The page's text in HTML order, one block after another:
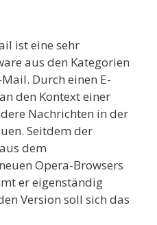
ist eine sehr
aus den Kategorien
Durch einen E-
den Kontext einer
Nachrichten in der
Seitdem der
dem
Opera-Browsers
er eigenständig
Version soll sich das